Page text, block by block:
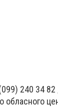
240 34 82
обласного